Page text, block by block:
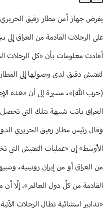
Article Content
يفرض جهاز أمن مطار رفيق الحريري
على الرحلات القادمة من العراق
أفادت معلومات بأن «كل الرحلات
لتفتيش دقيق لدى وصولها إلى
(حزب الله)»، مشيرة إلى أن «هذه
العراق باتت شبيهة بتلك التي
وقال رئيس مطار رفيق الحريري
الأوسط» إن «عمليات التفتيش التي
من العراق أو من إيران روتينية،
القادمة من كلّ دول العالم». إلّا
«تدابير استثنائية تطال الرحلات